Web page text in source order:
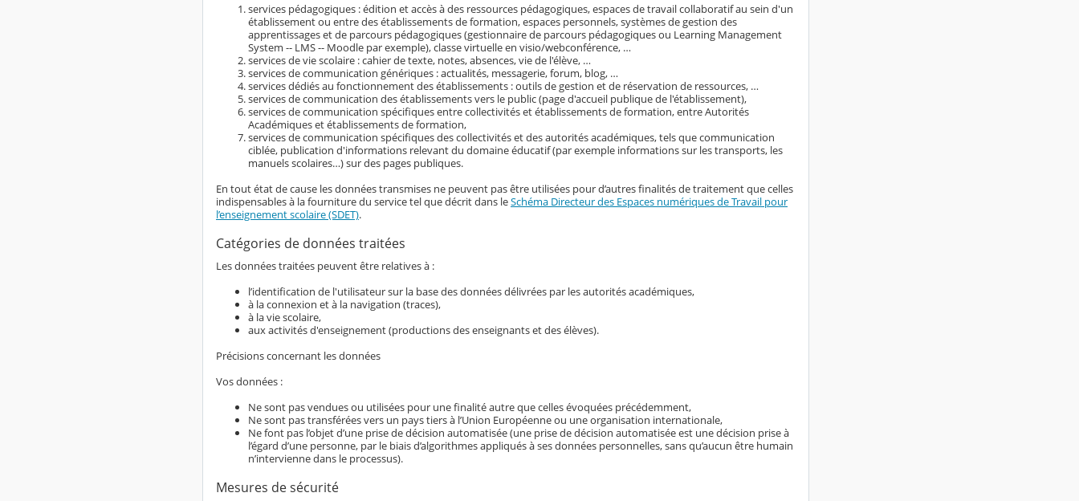
services pédagogiques : édition et accès à des ressources pédagogiques, espaces de travail collaboratif au sein d'un
établissement ou entre des établissements de formation, espaces personnels, systèmes de gestion des
apprentissages et de parcours pédagogiques (gestionnaire de parcours pédagogiques ou Learning Management
System -- LMS -- Moodle par exemple), classe virtuelle en visio/webconférence, …
services de vie scolaire : cahier de texte, notes, absences, vie de l'élève, …
services de communication génériques : actualités, messagerie, forum, blog, …
services dédiés au fonctionnement des établissements : outils de gestion et de réservation de ressources, …
services de communication des établissements vers le public (page d'accueil publique de l'établissement),
services de communication spécifiques entre collectivités et établissements de formation, entre Autorités
Académiques et établissements de formation,
services de communication spécifiques des collectivités et des autorités académiques, tels que communication
ciblée, publication d'informations relevant du domaine éducatif (par exemple informations sur les transports, les
manuels scolaires…) sur des pages publiques.
En tout état de cause les données transmises ne peuvent pas être utilisées pour d’autres finalités de traitement que celles
indispensables à la fourniture du service tel que décrit dans leSchéma Directeur des Espaces numériques de Travail pour
l’enseignement scolaire (SDET).
Catégories de données traitées
Les données traitées peuvent être relatives à :
l’identification de l'utilisateur sur la base des données délivrées par les autorités académiques,
à la connexion et à la navigation (traces),
à la vie scolaire,
aux activités d'enseignement (productions des enseignants et des élèves).
Précisions concernant les données
Vos données :
Ne sont pas vendues ou utilisées pour une finalité autre que celles évoquées précédemment,
Ne sont pas transférées vers un pays tiers à l’Union Européenne ou une organisation internationale,
Ne font pas l’objet d’une prise de décision automatisée (une prise de décision automatisée est une décision prise à
l’égard d’une personne, par le biais d’algorithmes appliqués à ses données personnelles, sans qu’aucun être humain
n’intervienne dans le processus).
Mesures de sécurité